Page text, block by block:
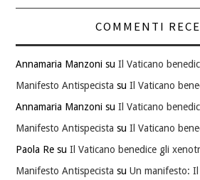
COMMENTI
Annamaria Manzoni suIl Vaticano
Manifesto Antispecista suIl Vaticano
Annamaria Manzoni suIl Vaticano
Manifesto Antispecista suIl Vaticano
Paola Re suIl Vaticano benedice gli
Manifesto Antispecista suUn manifesto: